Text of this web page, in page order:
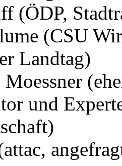
(ÖDP,
(CSU
Landtag)
und